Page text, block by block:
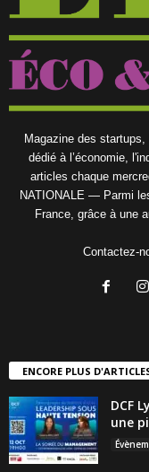
Magazine des
dédié à l’économie,
articles chaque
NATIONALE — Parmi
France, grâce à une
Contactez-
ENCORE PLUS
DCF
une